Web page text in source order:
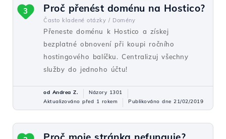
Proč přenést doménu na Hostico?
Často kladené otázky / Domény
Přeneste doménu k Hostico a získej
bezplatné obnovení při koupi ročního
hostingového balíčku. Centralizuj všechny
služby do jednoho účtu!
3
od Andrea Z.
Názory 1301
Aktualizováno před 1 rokem
Publikováno dne 21/02/2019